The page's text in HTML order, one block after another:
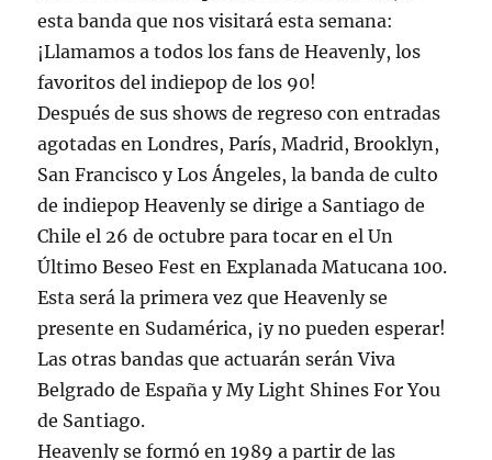
esta banda que nos visitará esta semana:
¡Llamamos a todos los fans de Heavenly, los
favoritos del indiepop de los 90!
Después de sus shows de regreso con entradas
agotadas en Londres, París, Madrid, Brooklyn,
San Francisco y Los Ángeles, la banda de culto
de indiepop Heavenly se dirige a Santiago de
Chile el 26 de octubre para tocar en el Un
Último Beseo Fest en Explanada Matucana 100.
Esta será la primera vez que Heavenly se
presente en Sudamérica, ¡y no pueden esperar!
Las otras bandas que actuarán serán Viva
Belgrado de España y My Light Shines For You
de Santiago.
Heavenly se formó en 1989 a partir de las